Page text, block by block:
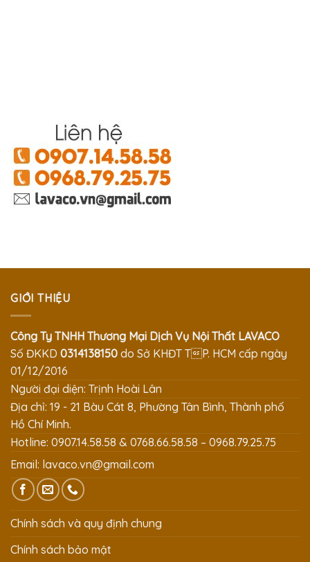
GIỚI THIỆU
Công Ty TNHH Thương Mại Dịch Vụ Nội Thất LAVACO
Số ĐKKD 0314138150 do Sở KHĐT TP. HCM cấp ngày
01/12/2016
Người đại diện: Trịnh Hoài Lân
Địa chỉ: 19 - 21 Bàu Cát 8, Phường Tân Bình, Thành phố
Hồ Chí Minh.
Hotline: 0907.14.58.58 & 0768.66.58.58 – 0968.79.25.75
Email: lavaco.vn@gmail.com
Chính sách và quy định chung
Chính sách bảo mật